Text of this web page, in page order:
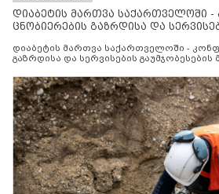
დიაბეტის მართვა საქართველოში -
ცნობიერების გაზრდისა და
დიაბეტის მართვა საქართველოში -
გაზრდისა და სერვისების გაუმჯობესების